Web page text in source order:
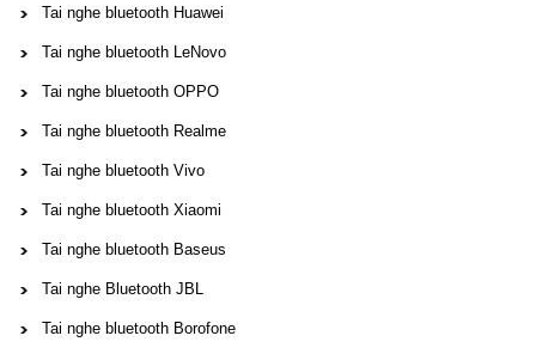
Tai nghe bluetooth Huawei
Tai nghe bluetooth LeNovo
Tai nghe bluetooth OPPO
Tai nghe bluetooth Realme
Tai nghe bluetooth Vivo
Tai nghe bluetooth Xiaomi
Tai nghe bluetooth Baseus
Tai nghe Bluetooth JBL
Tai nghe bluetooth Borofone